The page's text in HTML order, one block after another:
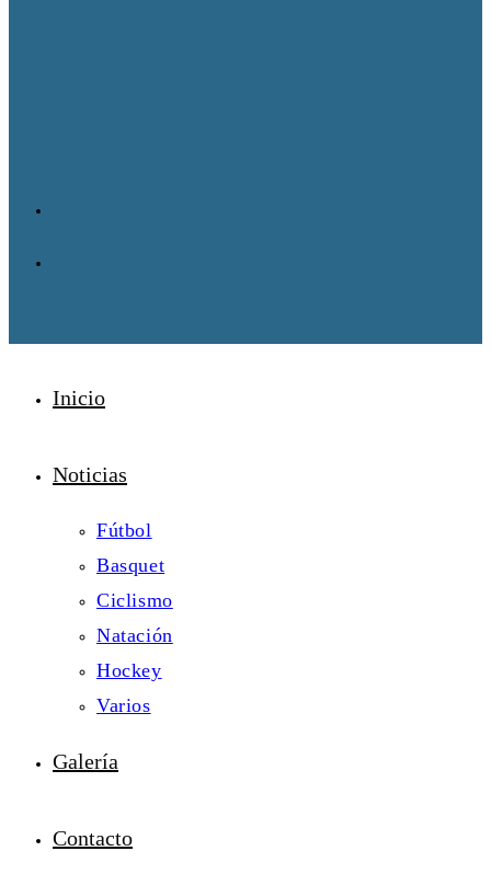
Inicio
Noticias
Fútbol
Basquet
Ciclismo
Natación
Hockey
Varios
Galería
Contacto